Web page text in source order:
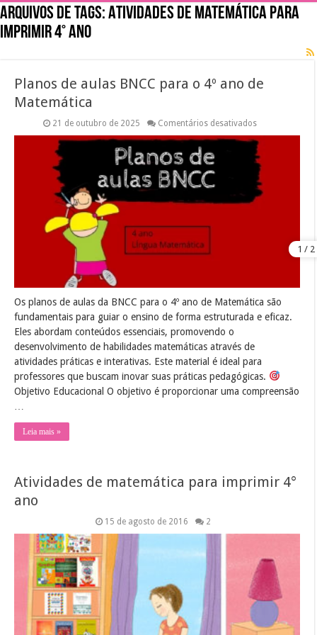
Arquivos de tags:Atividades de matemática para
imprimir 4° ano
Planos de aulas BNCC para o 4º ano de
Matemática
21 de outubro de 2025 Comentários desativadosem
de
aulas
BNCC
para
o
4º
ano
Os planos de aulas da BNCC para o 4º ano de Matemática são
fundamentais para guiar o ensino de forma estruturada e eficaz.
Eles abordam conteúdos essenciais, promovendo o
desenvolvimento de habilidades matemáticas através de
atividades práticas e interativas. Este material é ideal para
professores que buscam inovar suas práticas pedagógicas.
Objetivo Educacional O objetivo é proporcionar uma compreensão
Leia mais »
Atividades de matemática para imprimir 4°
ano
15 de agosto de 2016 2